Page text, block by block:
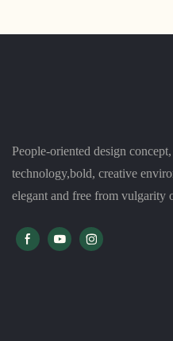
People-oriented design
technology,bold, creative
elegant and free from vulgarity